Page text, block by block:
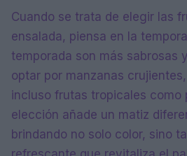
Cuando se trata de elegir las
ensalada, piensa en la
temporada son más sabrosas
optar por manzanas
incluso frutas tropicales como
elección añade un matiz
brindando no solo color, sino